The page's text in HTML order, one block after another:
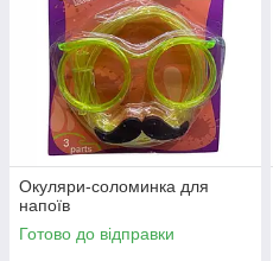
Окуляри-соломинка для
напоїв
Готово до відправки